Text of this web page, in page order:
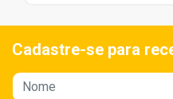
Cadastre-se para